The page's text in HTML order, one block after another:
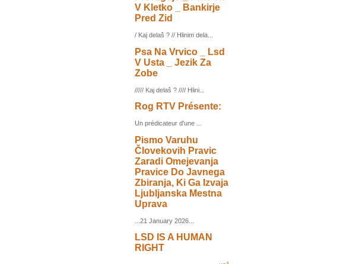
V Kletko _ Bankirje
Pred Zid
/ Kaj delaš ? // Hlinim dela...
Psa Na Vrvico _ Lsd
V Usta _ Jezik Za
Zobe
///// Kaj delaš ? //// Hlini...
Rog RTV Présente:
Un prédicateur d'une ...
Pismo Varuhu
Človekovih Pravic
Zaradi Omejevanja
Pravice Do Javnega
Zbiranja, Ki Ga Izvaja
Ljubljanska Mestna
Uprava
...21 January 2026...
LSD IS A HUMAN
RIGHT